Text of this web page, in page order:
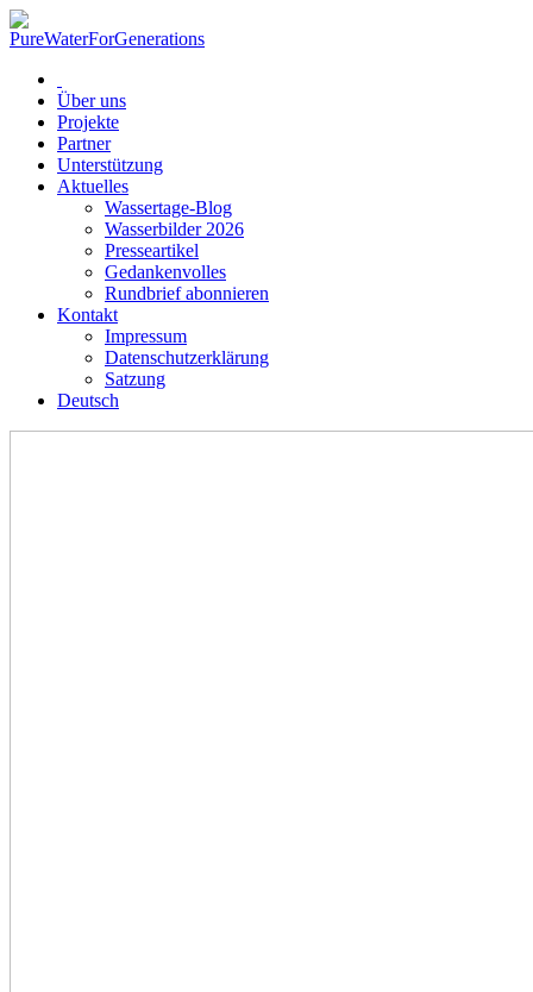
Über uns
Projekte
Partner
Unterstützung
Aktuelles
Wassertage-Blog
Wasserbilder 2026
Presseartikel
Gedankenvolles
Rundbrief abonnieren
Kontakt
Impressum
Datenschutzerklärung
Satzung
Deutsch